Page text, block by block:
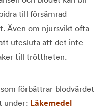
till försämrad
Även om njursvikt ofta
utesluta att det inte
till tröttheten.
förbättrar blodvärdet
under: Läkemedel